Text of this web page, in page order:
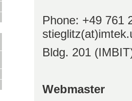
Phone: +49 761
Bldg. 201
Webmaster